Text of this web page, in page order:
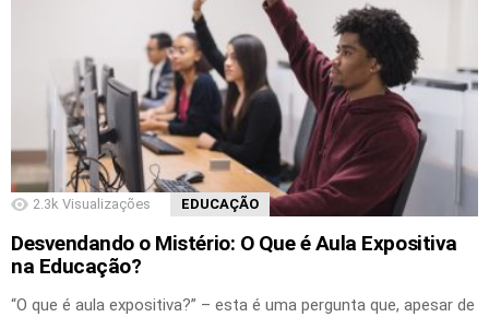
2.3k Visualizações EDUCAÇÃO
Desvendando o Mistério: O Que é Aula Expositiva
na Educação?
“O que é aula expositiva?” – esta é uma pergunta que, apesar de